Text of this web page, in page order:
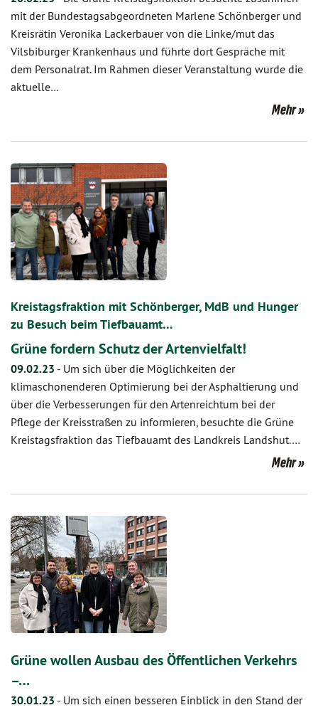
mit der Bundestagsabgeordneten Marlene Schönberger und
Kreisrätin Veronika Lackerbauer von die Linke/mut das
Vilsbiburger Krankenhaus und führte dort Gespräche mit
dem Personalrat. Im Rahmen dieser Veranstaltung wurde die
aktuelle…
Mehr
Kreistagsfraktion mit Schönberger, MdB und Hunger
zu Besuch beim Tiefbauamt…
Grüne fordern Schutz der Artenvielfalt!
09.02.23 - Um sich über die Möglichkeiten der
klimaschonenderen Optimierung bei der Asphaltierung und
über die Verbesserungen für den Artenreichtum bei der
Pflege der Kreisstraßen zu informieren, besuchte die Grüne
Kreistagsfraktion das Tiefbauamt des Landkreis Landshut.…
Mehr
Grüne wollen Ausbau des Öffentlichen Verkehrs
–…
30.01.23 - Um sich einen besseren Einblick in den Stand der